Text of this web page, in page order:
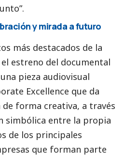
y mirada a futuro
más destacados de la
estreno del documental
pieza audiovisual
Excellence que da
forma creativa, a través
simbólica entre la propia
de los principales
que forman parte